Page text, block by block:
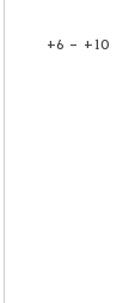
+6 – +10